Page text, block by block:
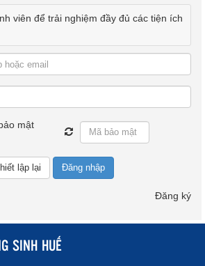
viên để trải nghiệm đầy đủ các tiện ích
Đăng nhập
Đăng ký
SINH HUẾ